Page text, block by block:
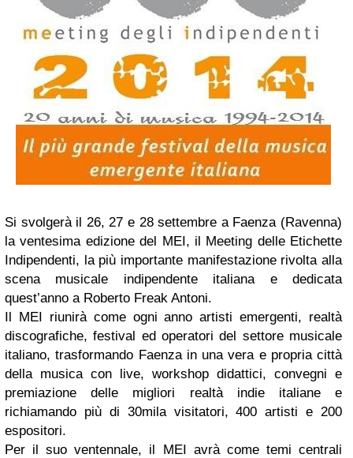
Si svolgerà il 26, 27 e 28 settembre a Faenza (Ravenna)
la ventesima edizione del MEI, il Meeting delle Etichette
Indipendenti, la più importante manifestazione rivolta alla
scena musicale indipendente italiana e dedicata
quest’anno a Roberto Freak Antoni.
Il MEI riunirà come ogni anno artisti emergenti, realtà
discografiche, festival ed operatori del settore musicale
italiano, trasformando Faenza in una vera e propria città
della musica con live, workshop didattici, convegni e
premiazione delle migliori realtà indie italiane e
richiamando più di 30mila visitatori, 400 artisti e 200
espositori.
Per il suo ventennale, il MEI avrà come temi centrali